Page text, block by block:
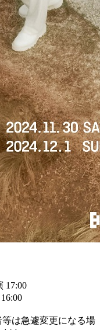
17:00
は急遽変更になる場